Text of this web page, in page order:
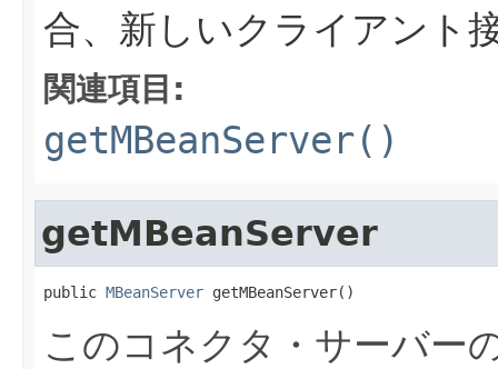
合、新しいクライアント
関連項目:
getMBeanServer()
getMBeanServer
public MBeanServer getMBeanServer()
このコネクタ・サーバー